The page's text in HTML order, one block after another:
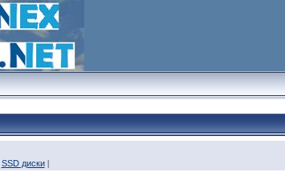
SSD диски|